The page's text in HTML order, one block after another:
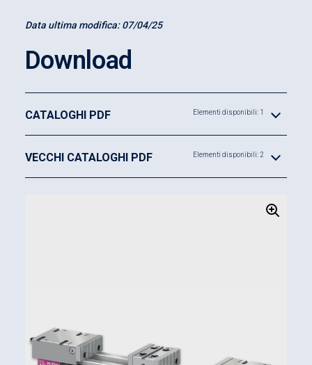
Data ultima modifica:07/04/25
Download
CATALOGHI PDF Elementi disponibili: 1
VECCHI CATALOGHI PDF Elementi disponibili: 2